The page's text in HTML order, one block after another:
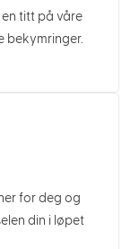
en titt på våre
bekymringer.
for deg og
din i løpet